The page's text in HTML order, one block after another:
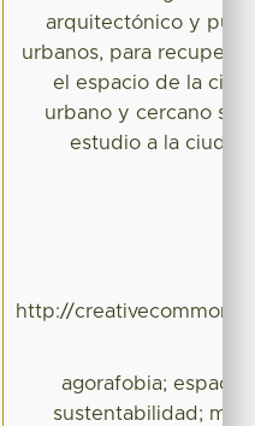
arquitectónico y
urbanos, para
el espacio de la
urbano y cercano se
estudio a la ciudad
http://
agorafobia; espacio
sustentabilidad;